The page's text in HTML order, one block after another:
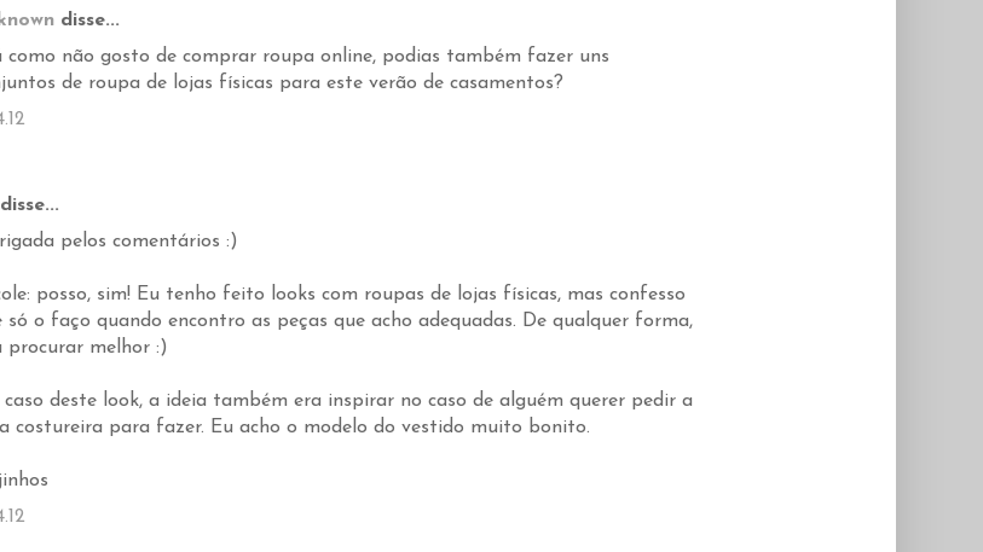
disse...
como não gosto de comprar roupa online, podias também fazer uns
de roupa de lojas físicas para este verão de casamentos?
disse...
pelos comentários :)
posso, sim! Eu tenho feito looks com roupas de lojas físicas, mas confesso
só o faço quando encontro as peças que acho adequadas. De qualquer forma,
procurar melhor :)
deste look, a ideia também era inspirar no caso de alguém querer pedir a
costureira para fazer. Eu acho o modelo do vestido muito bonito.